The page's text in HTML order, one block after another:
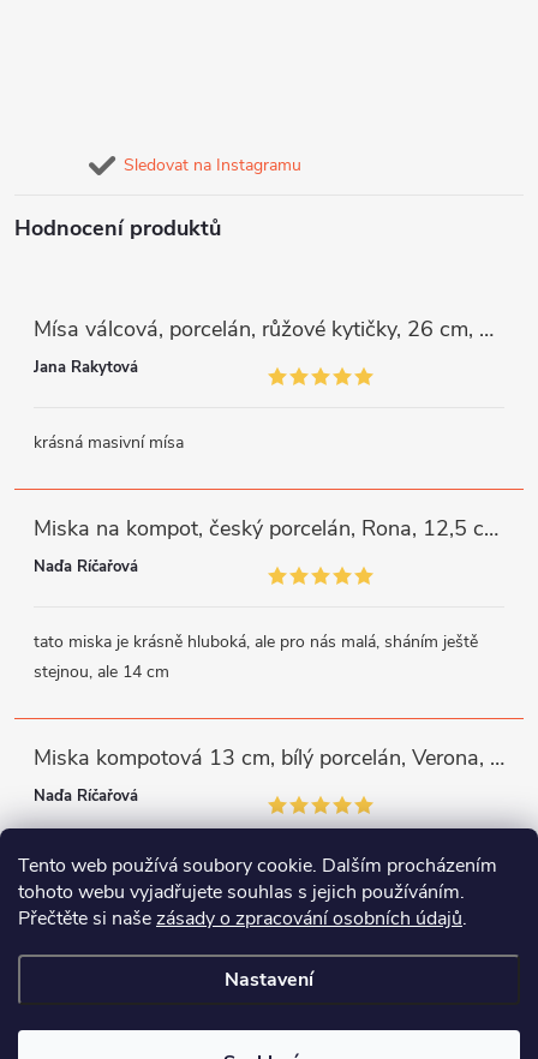
Tento web používá soubory cookie. Dalším procházením
tohoto webu vyjadřujete souhlas s jejich používáním.
Přečtěte si našezásady o zpracování osobních údajů.
Nastavení
Sledovat na Instagramu
Hodnocení produktů
Mísa válcová, porcelán, růžové kytičky, 26 cm, G. Benedikt
Jana Rakytová
krásná masivní mísa
Miska na kompot, český porcelán, Rona, 12,5 cm, bílý, G. Benedikt
Naďa Říčařová
tato miska je krásně hluboká, ale pro nás malá, sháním ještě
stejnou, ale 14 cm
Miska kompotová 13 cm, bílý porcelán, Verona, G. Benedikt
Naďa Říčařová
miska je trochu mělká, ale využiji
Copyright 2026Porcelánový svět. Všechna práva vyhrazena.